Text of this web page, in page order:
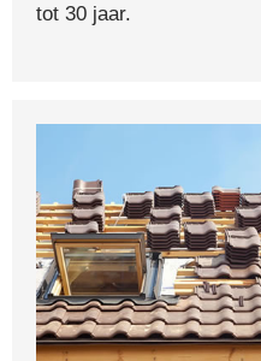
tot 30 jaar.